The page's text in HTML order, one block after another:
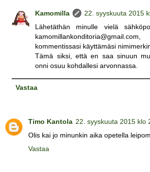
Kamomilla
22. syyskuuta 2015
Lähetäthän minulle vielä
kommentissasi käyttämäsi
Tämä siksi, että en saa sinuun
onni osuu kohdallesi arvonnassa.
Vastaa
Timo Kantola 22. syyskuuta 2015 klo
Olis kai jo minunkin aika opetella
Vastaa